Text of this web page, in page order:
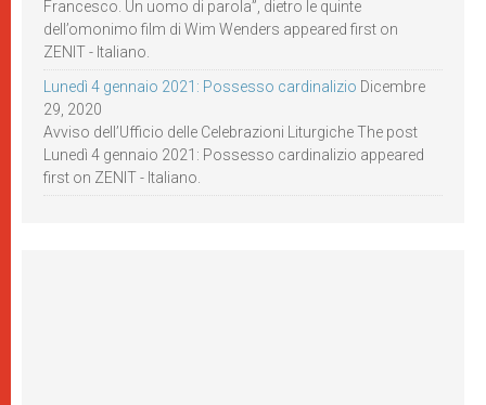
Francesco. Un uomo di parola”, dietro le quinte
dell’omonimo film di Wim Wenders appeared first on
ZENIT - Italiano.
Lunedì 4 gennaio 2021: Possesso cardinalizio Dicembre
29, 2020
Avviso dell’Ufficio delle Celebrazioni Liturgiche The post
Lunedì 4 gennaio 2021: Possesso cardinalizio appeared
first on ZENIT - Italiano.